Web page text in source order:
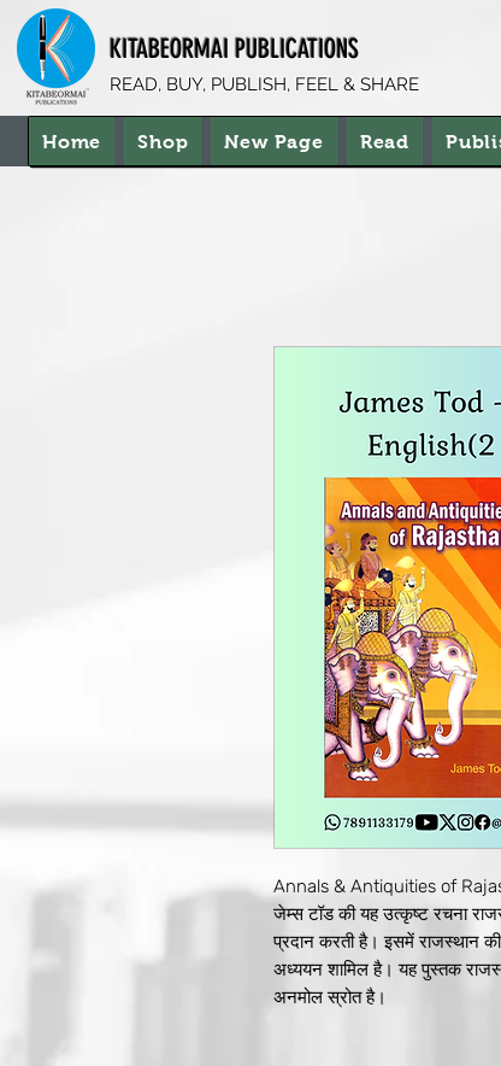
KITABEORMAI PUBLICATIONS
READ, BUY, PUBLISH, FEEL & SHARE
Home Shop New Page Read
Annals & Antiquities of
जेम्स टॉड की यह उत्कृष्ट रचना
प्रदान करती है। इसमें राजस्थान
अध्ययन शामिल है। यह पुस्तक
अनमोल स्रोत है।